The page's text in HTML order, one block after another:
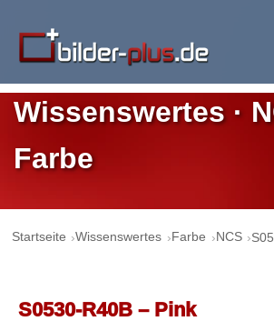
Wissenswertes ·
Farbe
Startseite Wissenswertes Farbe NCS
S0530-R40B – Pink